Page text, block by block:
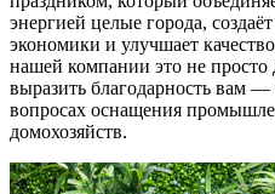
энергией целые города,
экономики и улучшает
нашей компании это не просто
выразить благодарность вам —
вопросах оснащения
домохозяйств.